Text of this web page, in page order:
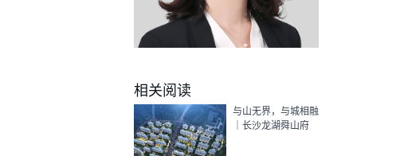
相关阅读
与山无界，与城相融
｜长沙龙湖舜山府